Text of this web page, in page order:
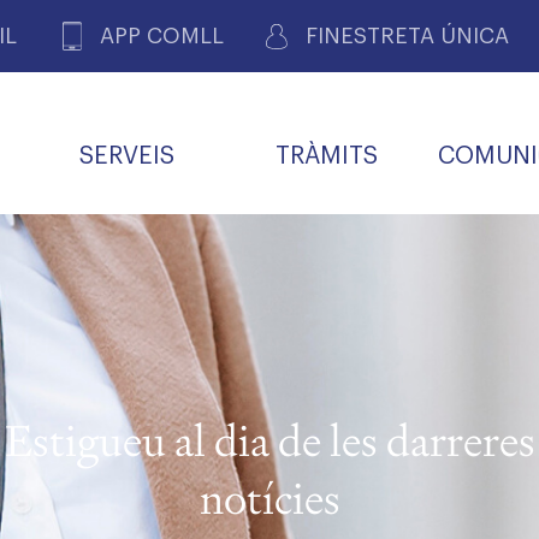
APP COMLL FINESTRETA ÚNICA
DE PACIENTS DE LLEIDA
SERVEIS TRÀMITS
DE GOVERN COMISSIÓ DEONTOLÒGICA
INFORMÀTICA I NOVES
TECNOLOGIES
DE FEINA
ALERTES
FARMACÈUTIQUES
R
CARNET METGE
COL·LEGIAT
Estigueu al dia de les darreres
notícies